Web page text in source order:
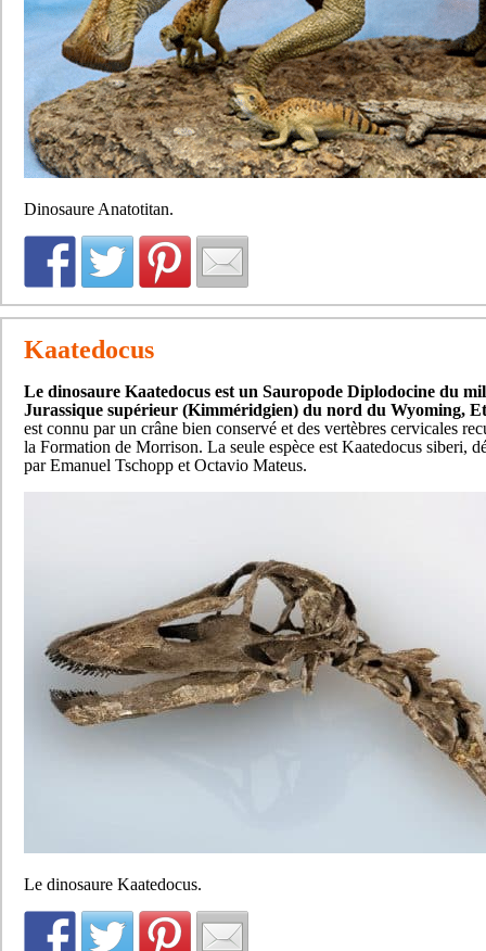
Dinosaure Anatotitan.
Kaatedocus
Le dinosaure Kaatedocus est un Sauropode Diplodocine du
Jurassique supérieur (Kimméridgien) du nord du Wyoming,
est connu par un crâne bien conservé et des vertèbres cervicales
la Formation de Morrison. La seule espèce est Kaatedocus siberi,
par Emanuel Tschopp et Octavio Mateus.
Le dinosaure Kaatedocus.